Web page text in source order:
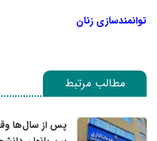
توانمندسازی زنان
مطالب مرتبط
پس از سال‌ها